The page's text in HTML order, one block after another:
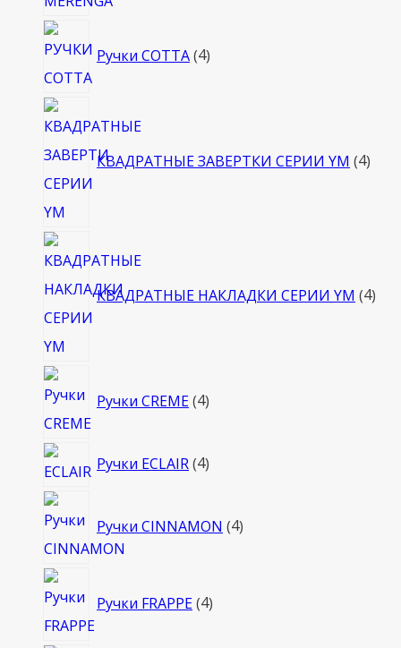
Ручки COTTA 4товара
КВАДРАТНЫЕ ЗАВЕРТКИ СЕРИИ YM 4
КВАДРАТНЫЕ НАКЛАДКИ СЕРИИ YM 4
Ручки CREME 4товара
Ручки ECLAIR 44
Ручки CINNAMON 4товара
Ручки FRAPPE 4товара